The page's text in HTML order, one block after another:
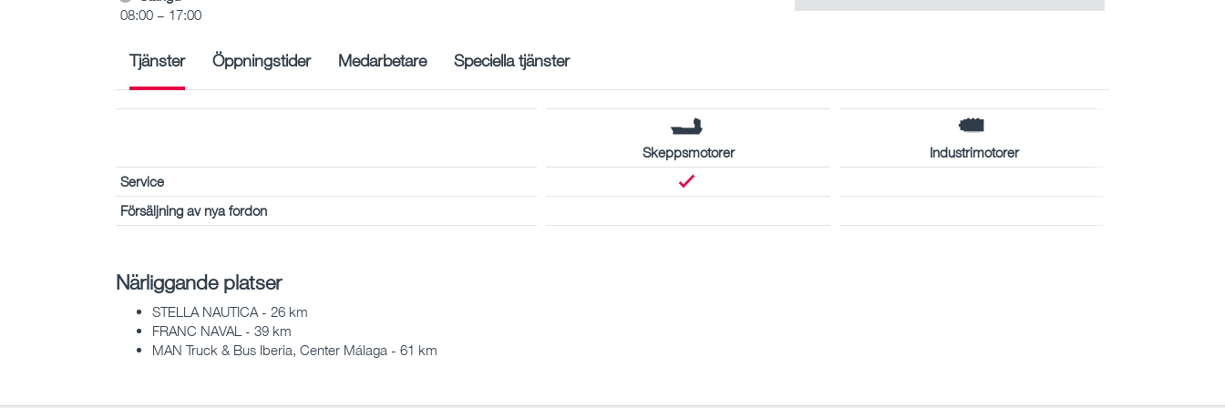
08:00 – 17:00
Tjänster Öppningstider Medarbetare Speciella tjänster
Skeppsmotorer
Industrimotorer
Service
Försäljning av nya fordon
Närliggande platser
STELLA NAUTICA - 26 km
FRANC NAVAL - 39 km
MAN Truck & Bus Iberia, Center Málaga - 61 km